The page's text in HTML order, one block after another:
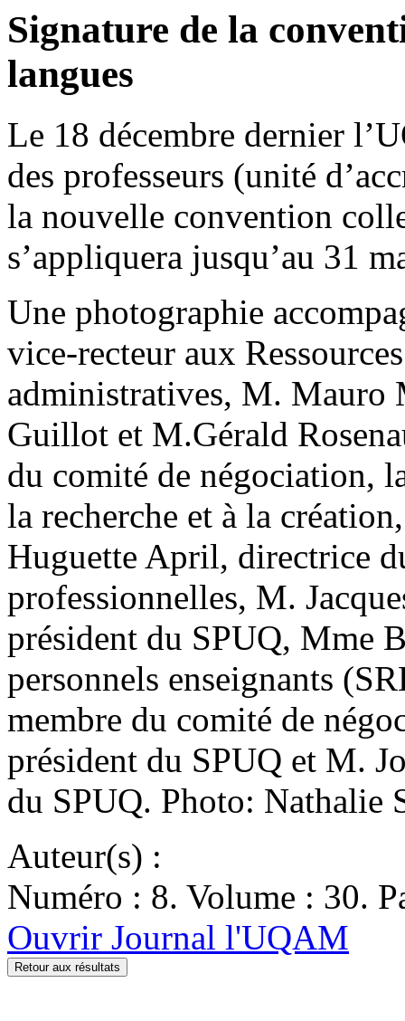
Signature de la
langues
Le 18 décembre dernier
des professeurs (unité
la nouvelle convention
s’appliquera jusqu’au 31
Une photographie
vice-recteur aux
administratives, M. Mauro
Guillot et M.Gérald
du comité de négociation,
la recherche et à la
Huguette April, directrice
professionnelles, M.
président du SPUQ, Mme
personnels enseignants
membre du comité de
président du SPUQ et M.
du SPUQ. Photo: Nathalie
Auteur(s) :
Numéro : 8. Volume : 30.
Ouvrir Journal l'UQAM
Retour aux résultats